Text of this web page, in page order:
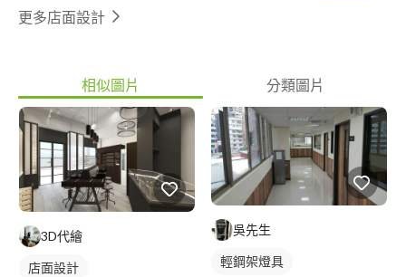
更多店面設計
相似圖片 分類圖片
3D代繪
店面設計
吳先生
輕鋼架燈具